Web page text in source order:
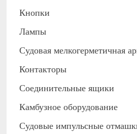
Кнопки
Лампы
Судовая мелкогерметичная
Контакторы
Соединительные ящики
Камбузное оборудование
Судовые импульсные